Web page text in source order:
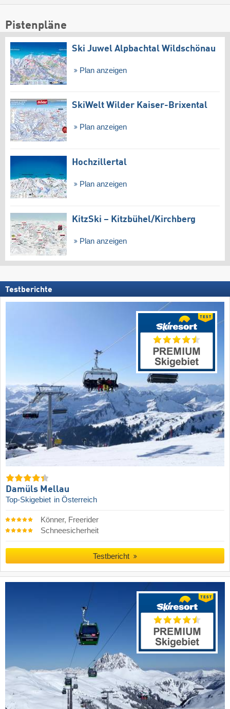
Pistenpläne
Ski Juwel Alpbachtal Wildschönau
Plan anzeigen
SkiWelt Wilder Kaiser-Brixental
Plan anzeigen
Hochzillertal
Plan anzeigen
KitzSki – Kitzbühel/​Kirchberg
Plan anzeigen
Testberichte
Damüls Mellau
Top-Skigebiet in Österreich
Könner, Freerider
Schneesicherheit
Testbericht